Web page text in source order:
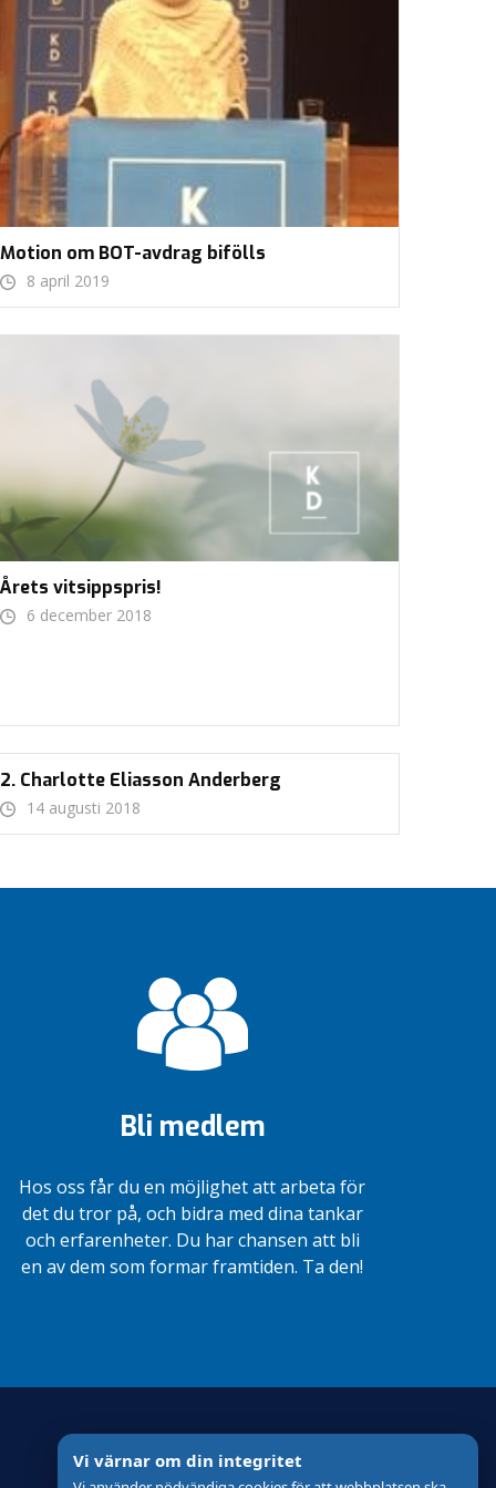
Motion om BOT-avdrag bifölls
8 april 2019
Årets vitsippspris!
6 december 2018
2. Charlotte Eliasson Anderberg
14 augusti 2018
Bli medlem
Hos oss får du en möjlighet att arbeta för
det du tror på, och bidra med dina tankar
och erfarenheter. Du har chansen att bli
en av dem som formar framtiden. Ta den!
Vi värnar om din integritet